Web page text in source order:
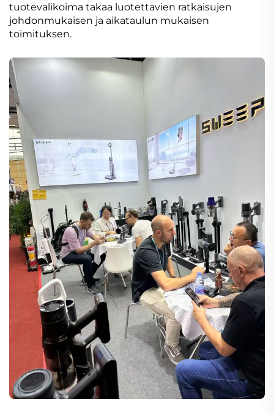
tuotevalikoima takaa luotettavien ratkaisujen
johdonmukaisen ja aikataulun mukaisen
toimituksen.